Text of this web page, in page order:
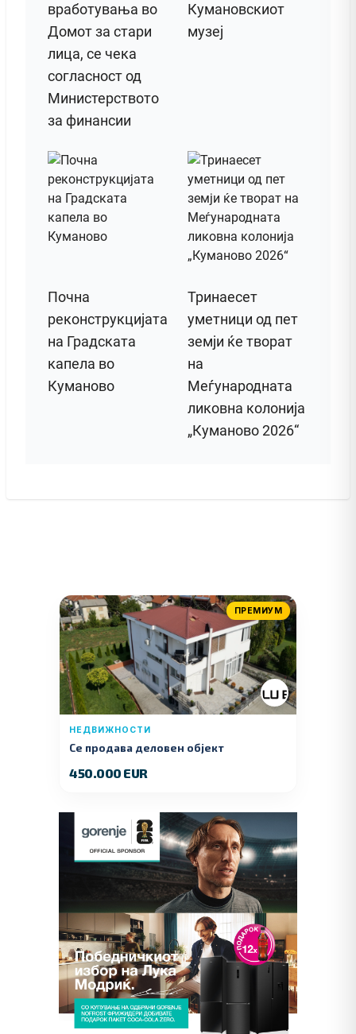
вработувања во
Домот за стари
лица, се чека
согласност од
Министерството
за финансии
Кумановскиот
музеј
Почна
реконструкцијата
на Градската
капела во
Куманово
Тринаесет
уметници од пет
земји ќе творат
на
Меѓународната
ликовна колонија
„Куманово 2026“
ПРЕМИУМ
НЕДВИЖНОСТИ
Се продава деловен објект
450.000 EUR